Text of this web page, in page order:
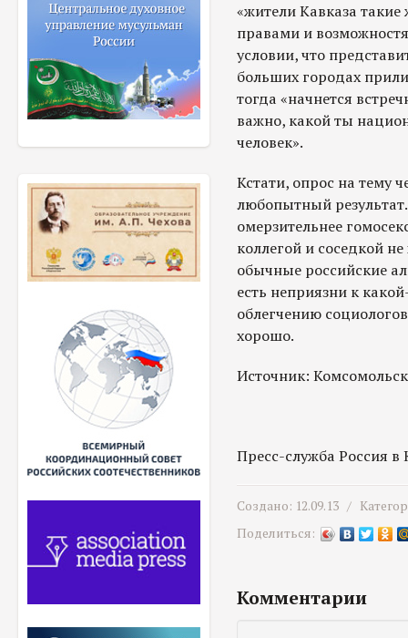
«жители Кавказа
правами и
условии, что
больших городах
тогда «начнется
важно, какой ты
человек».
Кстати, опрос на тему
любопытный
омерзительнее
коллегой и соседкой
обычные российские
есть неприязни к
облегчению
хорошо.
Источник:
Пресс-служба Россия в
Создано: 12.09.13 /
Поделиться:
Комментарии